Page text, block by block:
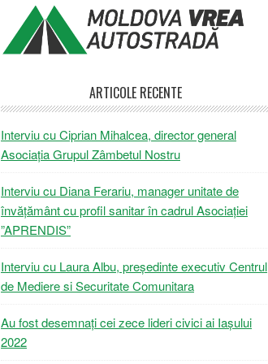
ARTICOLE RECENTE
Interviu cu Ciprian Mihalcea, director general
Asociația Grupul Zâmbetul Nostru
Interviu cu Diana Ferariu, manager unitate de
învățământ cu profil sanitar în cadrul Asociației
”APRENDIS”
Interviu cu Laura Albu, președinte executiv Centrul
de Mediere si Securitate Comunitara
Au fost desemnați cei zece lideri civici ai Iașului
2022